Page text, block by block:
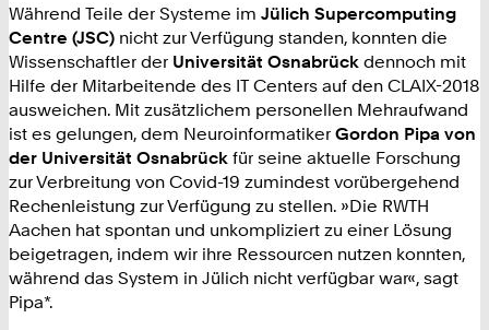
Während Teile der Systeme im Jülich Supercomputing
Centre (JSC) nicht zur Verfügung standen, konnten die
Wissenschaftler der Universität Osnabrück dennoch mit
Hilfe der Mitarbeitende des IT Centers auf den CLAIX-2018
ausweichen. Mit zusätzlichem personellen Mehraufwand
ist es gelungen, dem Neuroinformatiker Gordon Pipa von
der Universität Osnabrück für seine aktuelle Forschung
zur Verbreitung von Covid-19 zumindest vorübergehend
Rechenleistung zur Verfügung zu stellen. »Die RWTH
Aachen hat spontan und unkompliziert zu einer Lösung
beigetragen, indem wir ihre Ressourcen nutzen konnten,
während das System in Jülich nicht verfügbar war«, sagt
Pipa*.